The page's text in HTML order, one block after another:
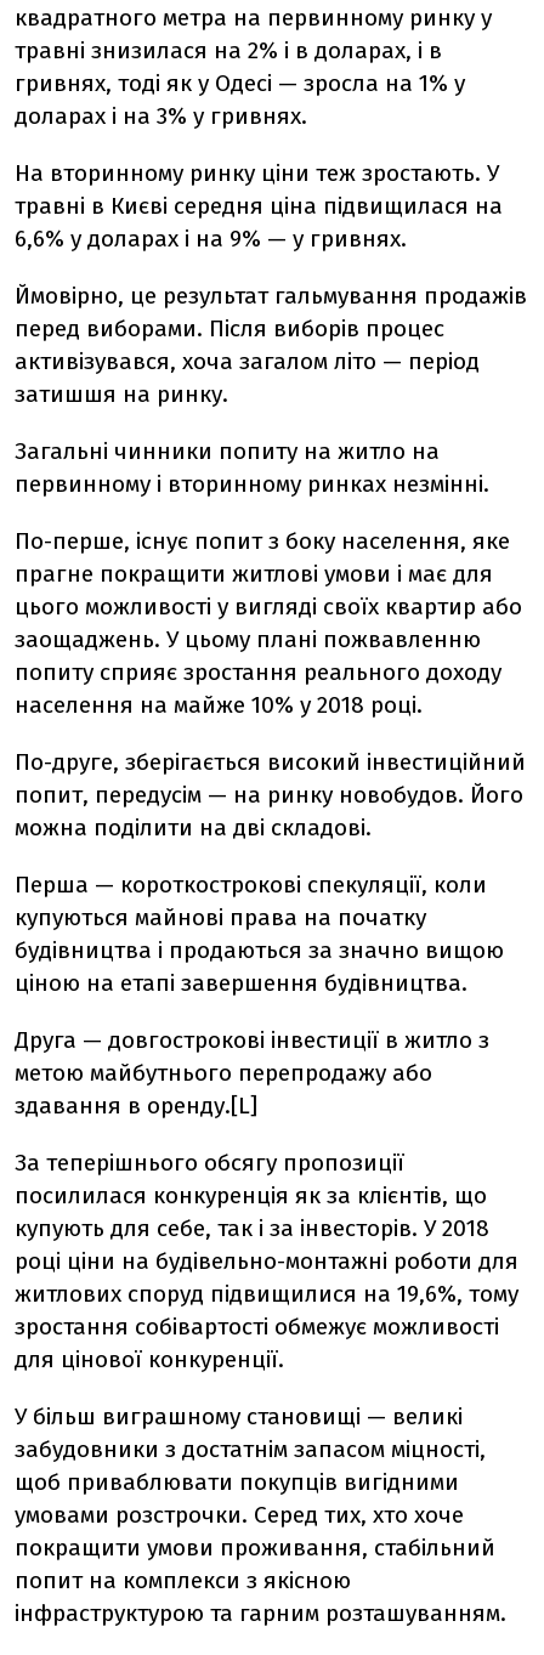
квадратного метра на первинному ринку у
травні знизилася на 2% і в доларах, і в
гривнях, тоді як у Одесі — зросла на 1% у
доларах і на 3% у гривнях.
На вторинному ринку ціни теж зростають. У
травні в Києві середня ціна підвищилася на
6,6% у доларах і на 9% — у гривнях.
Ймовірно, це результат гальмування продажів
перед виборами. Після виборів процес
активізувався, хоча загалом літо — період
затишшя на ринку.
Загальні чинники попиту на житло на
первинному і вторинному ринках незмінні.
По-перше, існує попит з боку населення, яке
прагне покращити житлові умови і має для
цього можливості у вигляді своїх квартир або
заощаджень. У цьому плані пожвавленню
попиту сприяє зростання реального доходу
населення на майже 10% у 2018 році.
По-друге, зберігається високий інвестиційний
попит, передусім — на ринку новобудов. Його
можна поділити на дві складові.
Перша — короткострокові спекуляції, коли
купуються майнові права на початку
будівництва і продаються за значно вищою
ціною на етапі завершення будівництва.
Друга — довгострокові інвестиції в житло з
метою майбутнього перепродажу або
здавання в оренду.[L]
За теперішнього обсягу пропозиції
посилилася конкуренція як за клієнтів, що
купують для себе, так і за інвесторів. У 2018
році ціни на будівельно-монтажні роботи для
житлових споруд підвищилися на 19,6%, тому
зростання собівартості обмежує можливості
для цінової конкуренції.
У більш виграшному становищі — великі
забудовники з достатнім запасом міцності,
щоб приваблювати покупців вигідними
умовами розстрочки. Серед тих, хто хоче
покращити умови проживання, стабільний
попит на комплекси з якісною
інфраструктурою та гарним розташуванням.